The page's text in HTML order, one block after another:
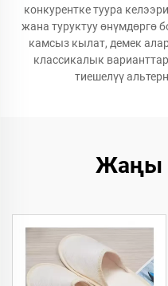
конкурентке туура
жана туруктуу өнүмдөргө
камсыз кылат, демек
классикалык
тиешелүү
Жаңы